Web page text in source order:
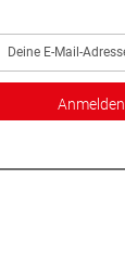
Anmelden